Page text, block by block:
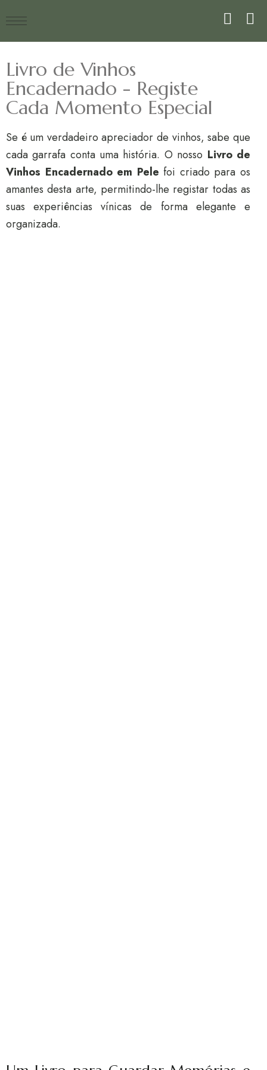
Livro de Vinhos
Encadernado - Registe
Cada Momento Especial
Se é um verdadeiro apreciador de vinhos, sabe que
cada garrafa conta uma história. O nosso Livro de
Vinhos Encadernado em Pele foi criado para os
amantes desta arte, permitindo-lhe registar todas as
suas experiências vínicas de forma elegante e
organizada.